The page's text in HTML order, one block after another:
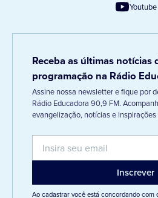
Youtube
Receba as últimas notícias
programação na Rádio
Assine nossa newsletter e fique por
Rádio Educadora 90,9 FM.
evangelização, notícias e
Ao cadastrar você está concordando com